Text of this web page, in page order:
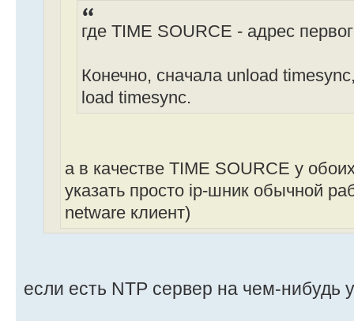
где TIME SOURCE - адрес
Конечно, сначала unload
load timesync.
а в качестве TIME SOURCE у
указать просто ip-шник обычной
netware клиент)
если есть NTP сервер на чем-нибудь